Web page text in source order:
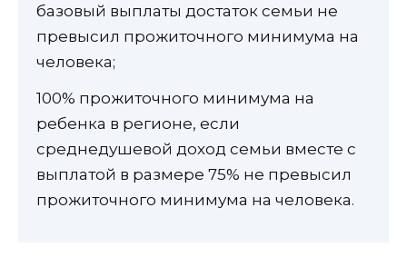
базовый выплаты достаток семьи не
превысил прожиточного минимума на
человека;
100% прожиточного минимума на
ребенка в регионе, если
среднедушевой доход семьи вместе с
выплатой в размере 75% не превысил
прожиточного минимума на человека.